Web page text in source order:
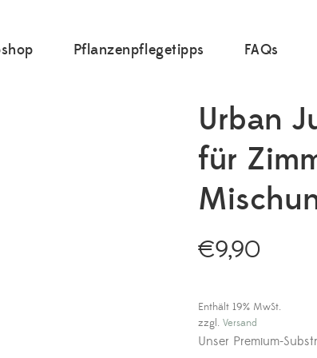
Pflanzenpflegetipps FAQs
Urban
für
€9,90
Enthält 19% MwSt.
zzgl.Versand
Unser Premium-